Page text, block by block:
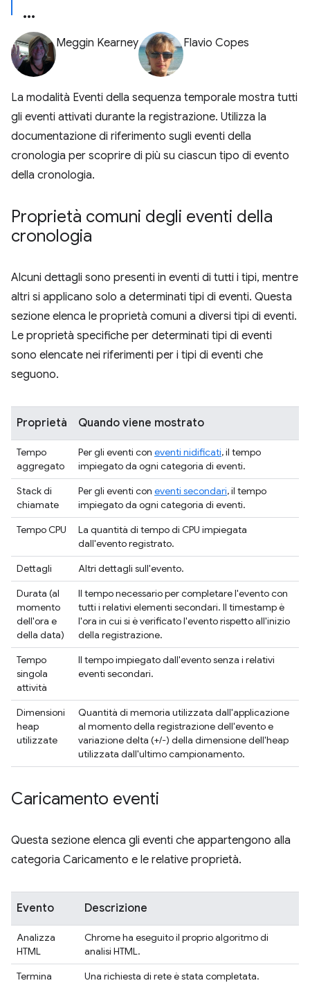
Meggin Kearney Flavio Copes
La modalità Eventi della sequenza temporale mostra tutti
gli eventi attivati durante la registrazione. Utilizza la
documentazione di riferimento sugli eventi della
cronologia per scoprire di più su ciascun tipo di evento
della cronologia.
Proprietà comuni degli eventi della
cronologia
Alcuni dettagli sono presenti in eventi di tutti i tipi, mentre
altri si applicano solo a determinati tipi di eventi. Questa
sezione elenca le proprietà comuni a diversi tipi di eventi.
Le proprietà specifiche per determinati tipi di eventi
sono elencate nei riferimenti per i tipi di eventi che
seguono.
Proprietà Quando viene mostrato
Tempo
aggregato
Per gli eventi con eventi nidificati, il tempo
impiegato da ogni categoria di eventi.
Stack di
chiamate
Per gli eventi con eventi secondari, il tempo
impiegato da ogni categoria di eventi.
Tempo CPU
La quantità di tempo di CPU impiegata
dall'evento registrato.
Dettagli
Altri dettagli sull'evento.
Durata (al
momento
dell'ora e
della data)
Il tempo necessario per completare l'evento con
tutti i relativi elementi secondari. Il timestamp è
l'ora in cui si è verificato l'evento rispetto all'inizio
della registrazione.
Tempo
singola
attività
Il tempo impiegato dall'evento senza i relativi
eventi secondari.
Dimensioni
heap
utilizzate
Quantità di memoria utilizzata dall'applicazione
al momento della registrazione dell'evento e
variazione delta (+/-) della dimensione dell'heap
utilizzata dall'ultimo campionamento.
Caricamento eventi
Questa sezione elenca gli eventi che appartengono alla
categoria Caricamento e le relative proprietà.
Evento Descrizione
Analizza
HTML
Chrome ha eseguito il proprio algoritmo di
analisi HTML.
Termina
Una richiesta di rete è stata completata.